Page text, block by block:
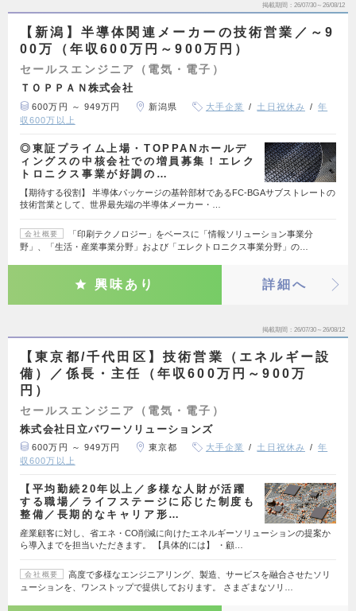
掲載期間 26/07/30～26/08/12
【新潟】半導体関連メーカーの技術営業／～9
00万（年収600万円～900万円）
セールスエンジニア（電気・電子）
ＴＯＰＰＡＮ株式会社
600万円 ～ 949万円 新潟県 大手企業 土日祝休み
年
収600万以上
◎東証プライム上場・TOPPANホールデ
ィングスの中核会社での増員募集！エレク
トロニクス事業が好調の…
【期待する役割】 半導体パッケージの基幹部材であるFC-BGAサブストレートの
技術営業として、世界最先端の半導体メーカー・…
会社概要
「印刷テクノロジー」をベースに「情報ソリューション事業分
野」、「生活・産業事業分野」および「エレクトロニクス事業分野」の…
興味あり 詳細へ
掲載期間 26/07/30～26/08/12
【東京都/千代田区】技術営業（エネルギー設
備）／係長・主任（年収600万円～900万
円）
セールスエンジニア（電気・電子）
株式会社日立パワーソリューションズ
600万円 ～ 949万円 東京都 大手企業 土日祝休み
年
収600万以上
【平均勤続20年以上／多様な人財が活躍
する職場／ライフステージに応じた制度も
整備／長期的なキャリア形…
産業顧客に対し、省エネ・CO削減に向けたエネルギーソリューションの提案か
ら導入までを担当いただきます。 【具体的には】 ・顧…
会社概要
高度で多様なエンジニアリング、製造、サービスを融合させたソリ
ューションを、ワンストップで提供しております。 さまざまなソリ…